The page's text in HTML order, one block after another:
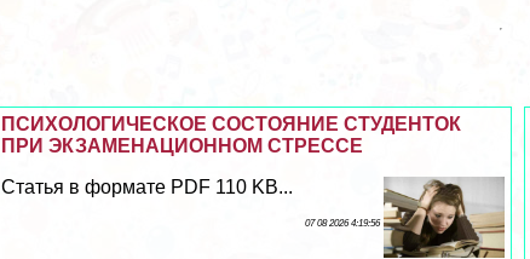
ПСИХОЛОГИЧЕСКОЕ СОСТОЯНИЕ СТУДЕНТОК
ПРИ ЭКЗАМЕНАЦИОННОМ СТРЕССЕ
Статья в формате PDF 110 KB...
07 08 2026 4:19:56